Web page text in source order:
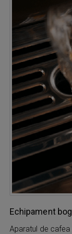
Echipament
Aparatul de